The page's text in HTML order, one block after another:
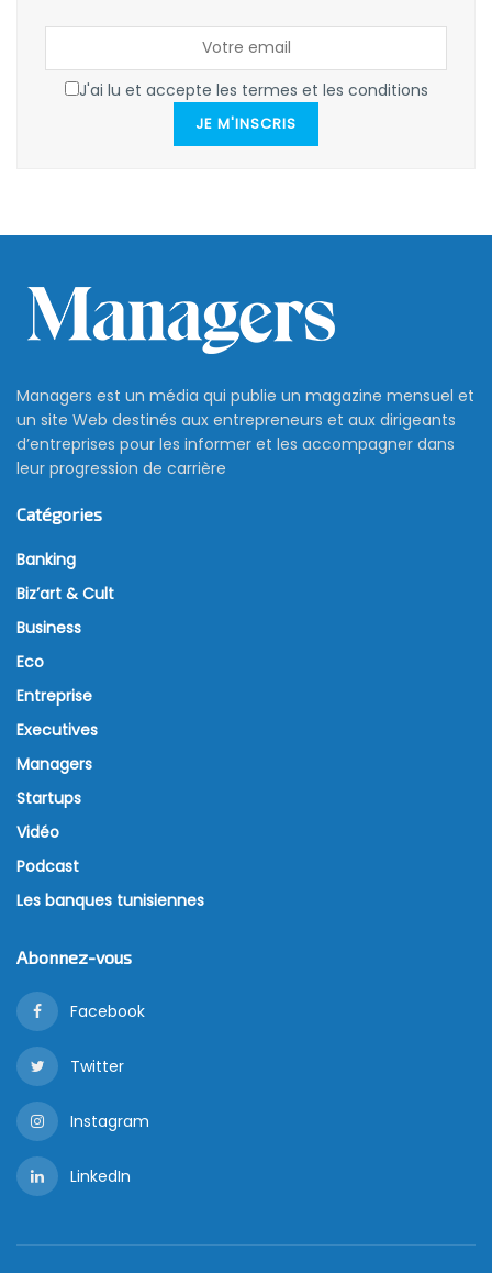
J'ai lu et accepte les termes et les conditions
JE M'INSCRIS
Managers est un média qui publie un magazine mensuel et
un site Web destinés aux entrepreneurs et aux dirigeants
d’entreprises pour les informer et les accompagner dans
leur progression de carrière
Catégories
Banking
Biz’art & Cult
Business
Eco
Entreprise
Executives
Managers
Startups
Vidéo
Podcast
Les banques tunisiennes
Abonnez-vous
Facebook
Twitter
Instagram
LinkedIn